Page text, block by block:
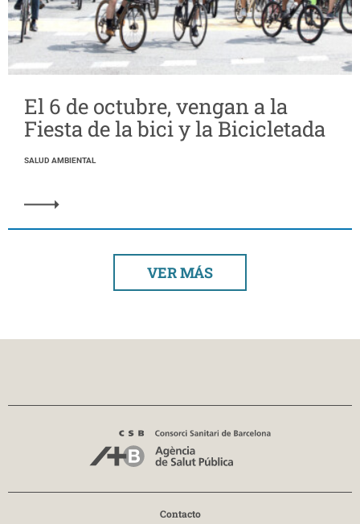
El 6 de octubre, vengan a la
Fiesta de la bici y la Bicicletada
SALUD AMBIENTAL
VER MÁS
Contacto